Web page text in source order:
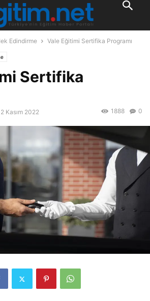
Edindirme Vale Eğitimi Sertifika Programı
Sertifika
Kasım 2022 0
1888